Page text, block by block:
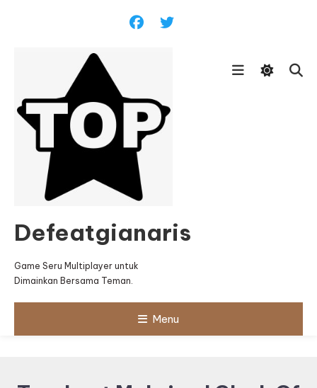
Defeatgianaris
Game Seru Multiplayer untuk
Dimainkan Bersama Teman.
Menu